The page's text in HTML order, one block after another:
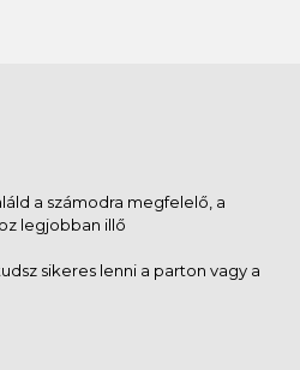
a számodra megfelelő, a
legjobban illő
sikeres lenni a parton vagy a